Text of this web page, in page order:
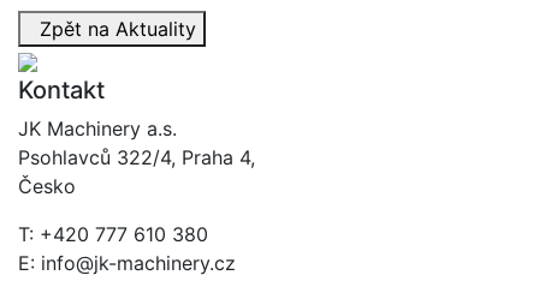
Zpět na Aktuality
Kontakt
JK Machinery a.s.
Psohlavců 322/4, Praha 4,
Česko
T: +420 777 610 380
E: info@jk-machinery.cz